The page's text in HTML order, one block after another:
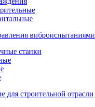
виброиспытаниями
станки
для строительной отрасли